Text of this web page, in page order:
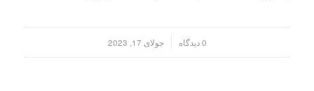
0 دیدگاه جولای 17, 2023